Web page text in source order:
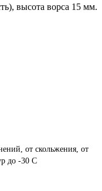
высота ворса 15 мм.
от скольжения, от
до -30 С